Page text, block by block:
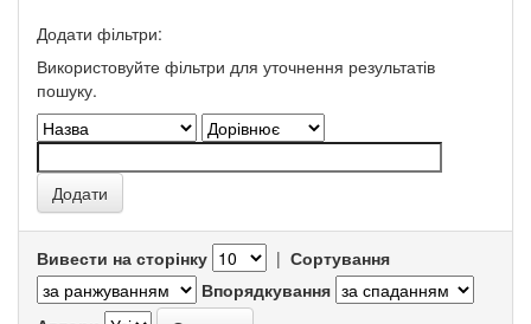
Додати фільтри:
Використовуйте фільтри для уточнення результатів
пошуку.
Вивести на сторінку | Сортування
Впорядкування